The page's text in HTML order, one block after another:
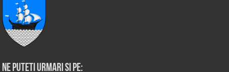
Ne puteti urmari si pe: